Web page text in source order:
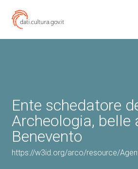
Ente schedatore
Archeologia, belle
Benevento
https://w3id.org/arco/resource/